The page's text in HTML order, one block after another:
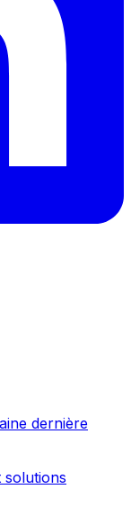
dernière
solutions